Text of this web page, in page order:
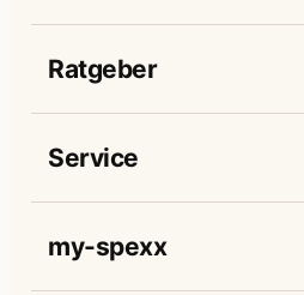
Ratgeber
Service
my-spexx